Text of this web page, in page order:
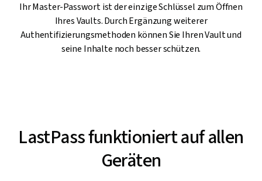
Ihr Master-Passwort ist der einzige Schlüssel zum Öffnen
Ihres Vaults. Durch Ergänzung weiterer
Authentifizierungsmethoden können Sie Ihren Vault und
seine Inhalte noch besser schützen.
LastPass funktioniert auf allen
Geräten